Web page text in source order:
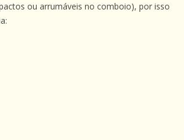
ou arrumáveis no comboio), por isso